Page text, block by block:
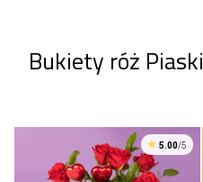
Bukiety róż Piaski
5.00/5